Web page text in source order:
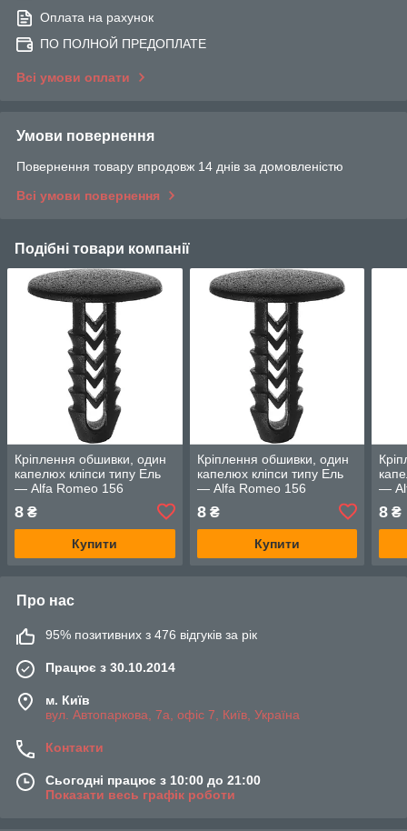
Оплата на рахунок
ПО ПОЛНОЙ ПРЕДОПЛАТЕ
Всі умови оплати
Умови повернення
Повернення товару впродовж 14 днів за домовленістю
Всі умови повернення
Подібні товари компанії
Кріплення обшивки, один
капелюх кліпси типу Ель
— Alfa Romeo 156
8 ₴
Купити
Кріплення обшивки, один
капелюх кліпси типу Ель
— Alfa Romeo 156
8₴
Купити
—
8 ₴
Про нас
95% позитивних з 476 відгуків за рік
Працює з 30.10.2014
м. Київ
вул. Автопаркова, 7а, офіс 7, Київ, Україна
Контакти
Сьогодні працює з 10:00 до 21:00
Показати весь графік роботи